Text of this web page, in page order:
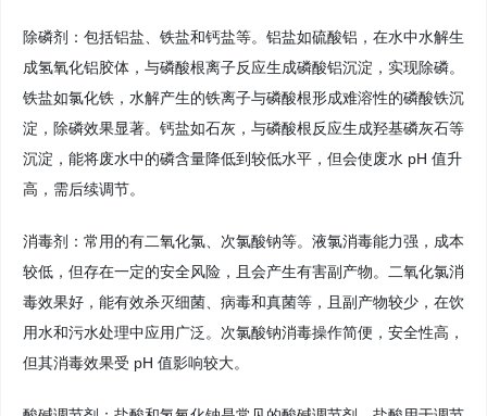
除磷剂：包括铝盐、铁盐和钙盐等。铝盐如硫酸铝，在水中水解生
成氢氧化铝胶体，与磷酸根离子反应生成磷酸铝沉淀，实现除磷。
铁盐如氯化铁，水解产生的铁离子与磷酸根形成难溶性的磷酸铁沉
淀，除磷效果显著。钙盐如石灰，与磷酸根反应生成羟基磷灰石等
沉淀，能将废水中的磷含量降低到较低水平，但会使废水 pH 值升
高，需后续调节。
消毒剂：常用的有二氧化氯、次氯酸钠等。液氯消毒能力强，成本
较低，但存在一定的安全风险，且会产生有害副产物。二氧化氯消
毒效果好，能有效杀灭细菌、病毒和真菌等，且副产物较少，在饮
用水和污水处理中应用广泛。次氯酸钠消毒操作简便，安全性高，
但其消毒效果受 pH 值影响较大。